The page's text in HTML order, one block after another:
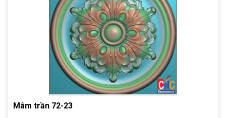
Mâm trần 72-23